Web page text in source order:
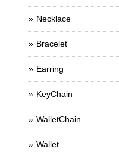
Necklace
Bracelet
Earring
KeyChain
WalletChain
Wallet